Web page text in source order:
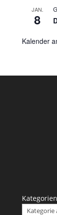
JAN.
8
Kalender
Kategorien